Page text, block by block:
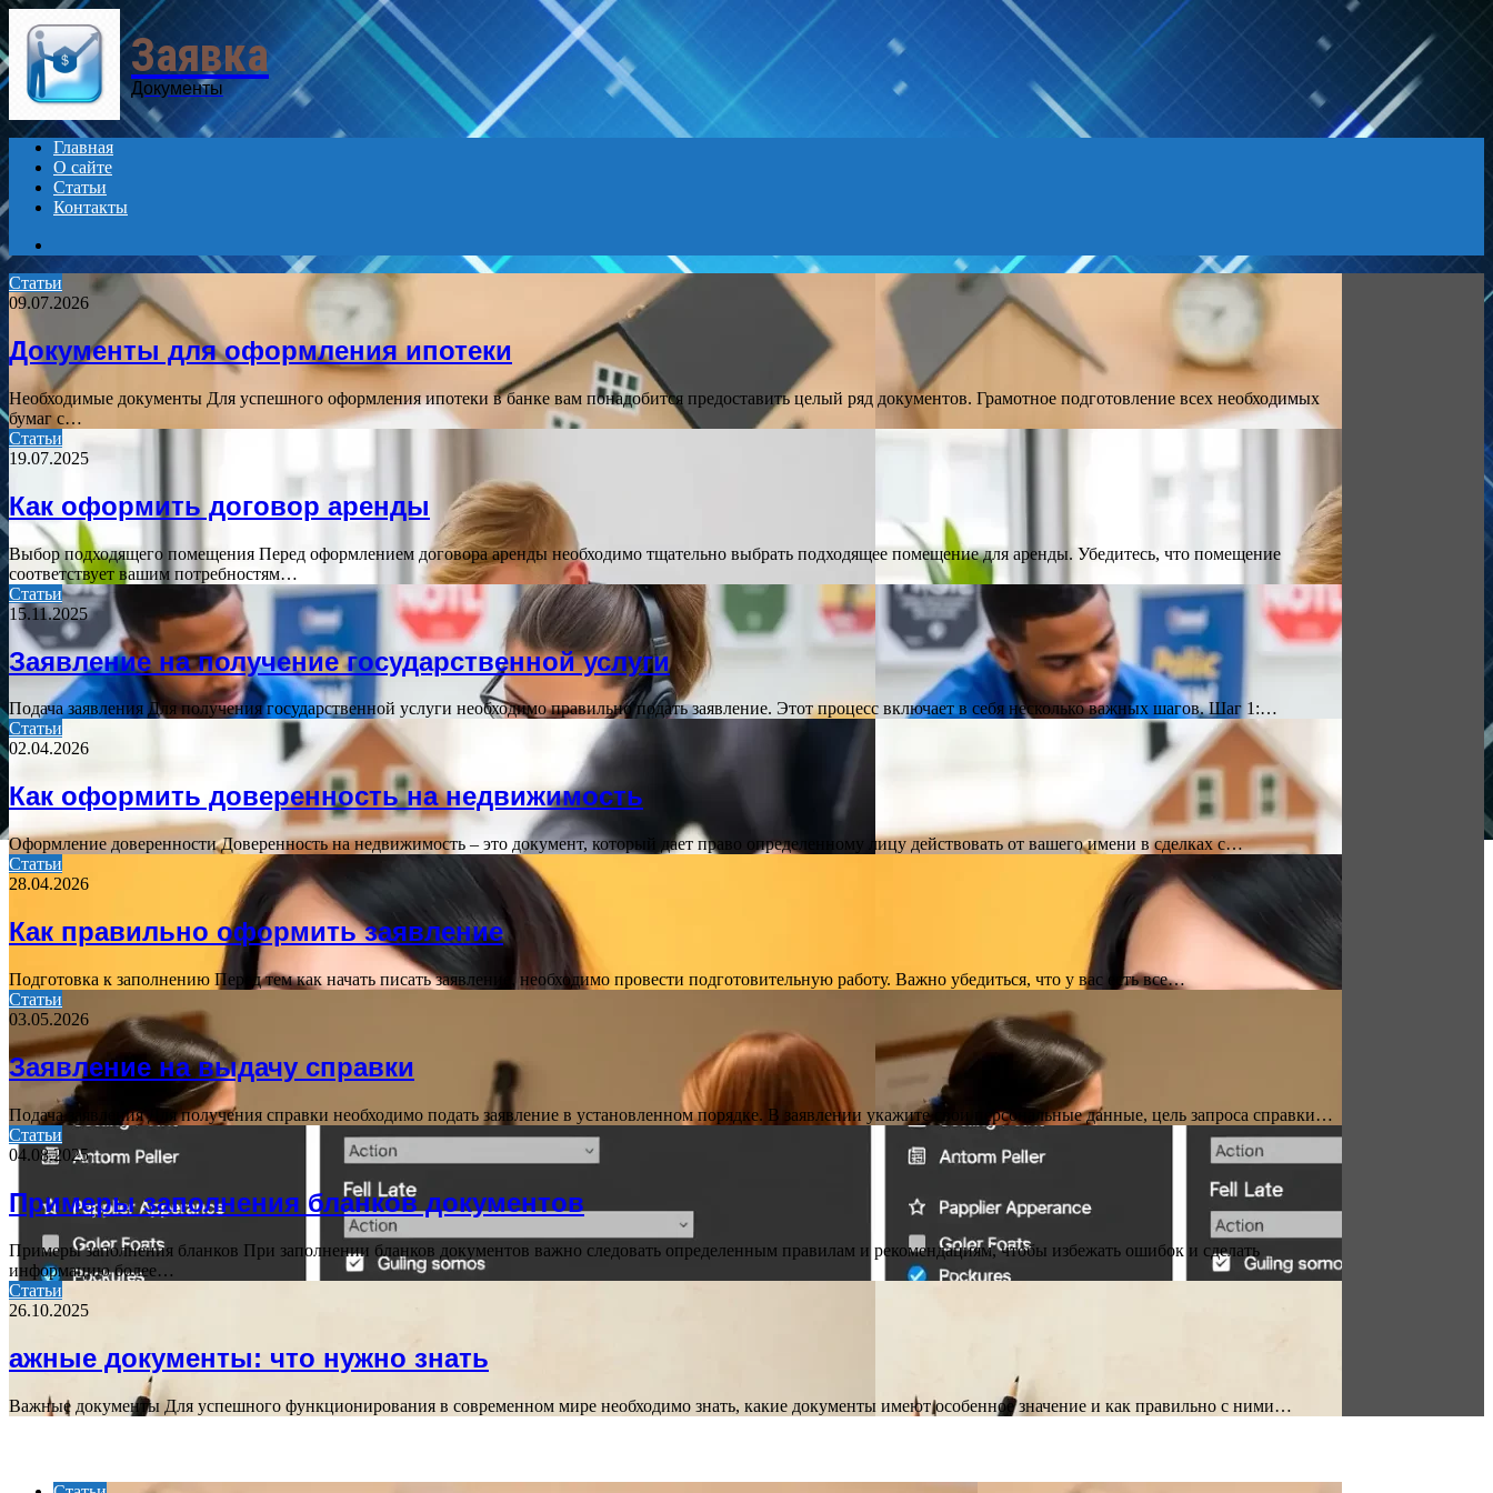
Заявка
Документы
Главная
О сайте
Статьи
Контакты
for
Статьи
09.07.2026
Документы для оформления ипотеки
Необходимые документы Для успешного оформления ипотеки в банке вам понадобится предоставить целый ряд документов. Грамотное подготовление всех необходимых
бумаг с…
Статьи
19.07.2025
Как оформить договор аренды
Выбор подходящего помещения Перед оформлением договора аренды необходимо тщательно выбрать подходящее помещение для аренды. Убедитесь, что помещение
соответствует вашим потребностям…
Статьи
15.11.2025
Заявление на получение государственной услуги
Подача заявления Для получения государственной услуги необходимо правильно подать заявление. Этот процесс включает в себя несколько важных шагов. Шаг 1:…
Статьи
02.04.2026
Как оформить доверенность на недвижимость
Оформление доверенности Доверенность на недвижимость – это документ, который дает право определенному лицу действовать от вашего имени в сделках с…
Статьи
28.04.2026
Как правильно оформить заявление
Подготовка к заполнению Перед тем как начать писать заявление, необходимо провести подготовительную работу. Важно убедиться, что у вас есть все…
Статьи
03.05.2026
Заявление на выдачу справки
Подача заявления Для получения справки необходимо подать заявление в установленном порядке. В заявлении укажите свои персональные данные, цель запроса справки…
Статьи
04.08.2025
Примеры заполнения бланков документов
Примеры заполнения бланков При заполнении бланков документов важно следовать определенным правилам и рекомендациям, чтобы избежать ошибок и сделать
информацию более…
Статьи
26.10.2025
ажные документы: что нужно знать
Важные документы Для успешного функционирования в современном мире необходимо знать, какие документы имеют особенное значение и как правильно с ними…